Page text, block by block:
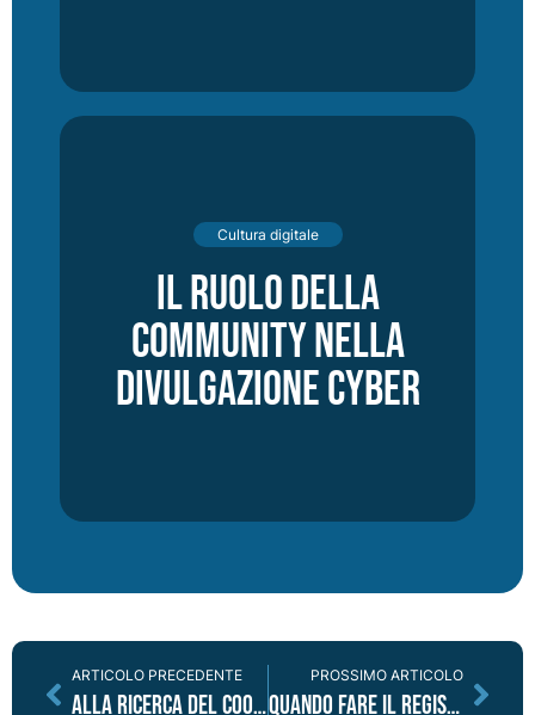
Cultura digitale
Il ruolo della
community nella
divulgazione cyber
ARTICOLO PRECEDENTE
Alla ricerca del cookie banner perfetto
PROSSIMO ARTICOLO
Quando fare il registro dei trattamenti e perché